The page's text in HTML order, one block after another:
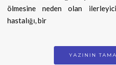
ölmesine neden olan
hastalığı, bir
YAZININ